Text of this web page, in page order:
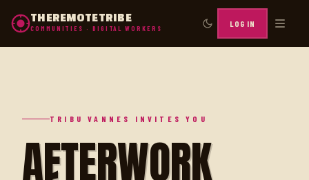
THEREMOTETRIBE
COMMUNITIES · DIGITAL WORKERS LOG IN
TRIBU VANNES INVITES YOU
AFTERWORK